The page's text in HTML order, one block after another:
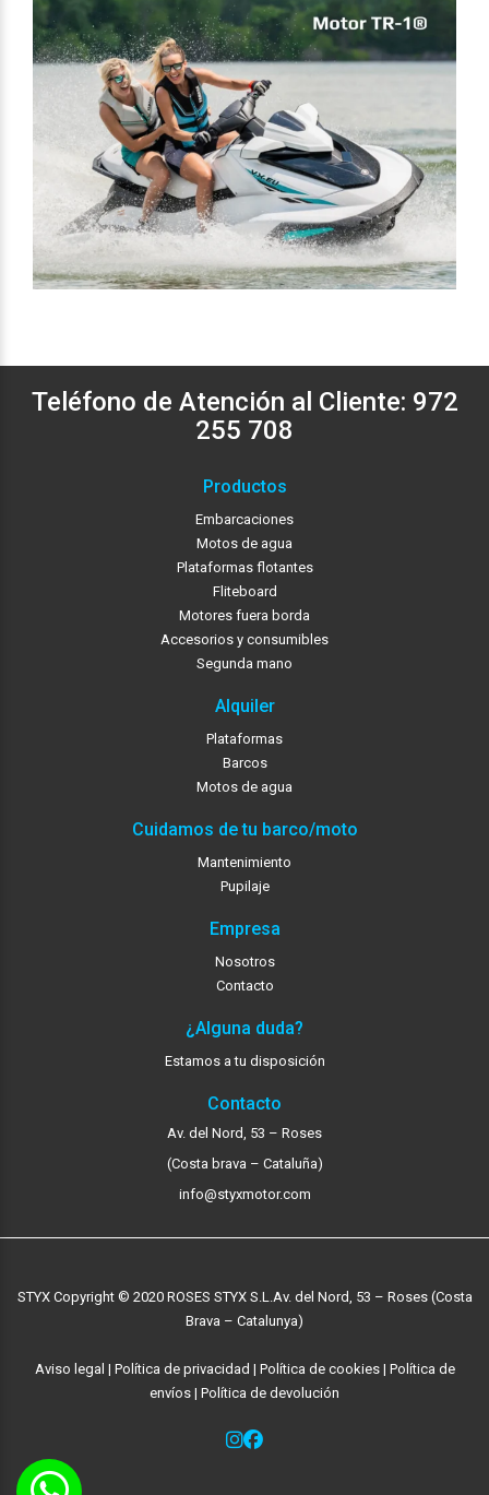
Teléfono de Atención al Cliente: 972
255 708
Productos
Embarcaciones
Motos de agua
Plataformas flotantes
Fliteboard
Motores fuera borda
Accesorios y consumibles
Segunda mano
Alquiler
Plataformas
Barcos
Motos de agua
Cuidamos de tu barco/moto
Mantenimiento
Pupilaje
Empresa
Nosotros
Contacto
¿Alguna duda?
Estamos a tu disposición
Contacto
Av. del Nord, 53 – Roses
(Costa brava – Cataluña)
info@styxmotor.com
STYX Copyright © 2020 ROSES STYX S.L. Av. del Nord, 53 – Roses (Costa
Brava – Catalunya)
Aviso legal | Política de privacidad | Política de cookies| Política de
envíos | Política de devolución